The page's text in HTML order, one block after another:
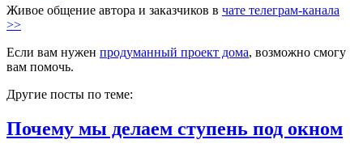
Живое общение автора и заказчиков в чате телеграм-канала
>>
Если вам нужен продуманный проект дома, возможно смогу
вам помочь.
Другие посты по теме:
Почему мы делаем ступень под окном